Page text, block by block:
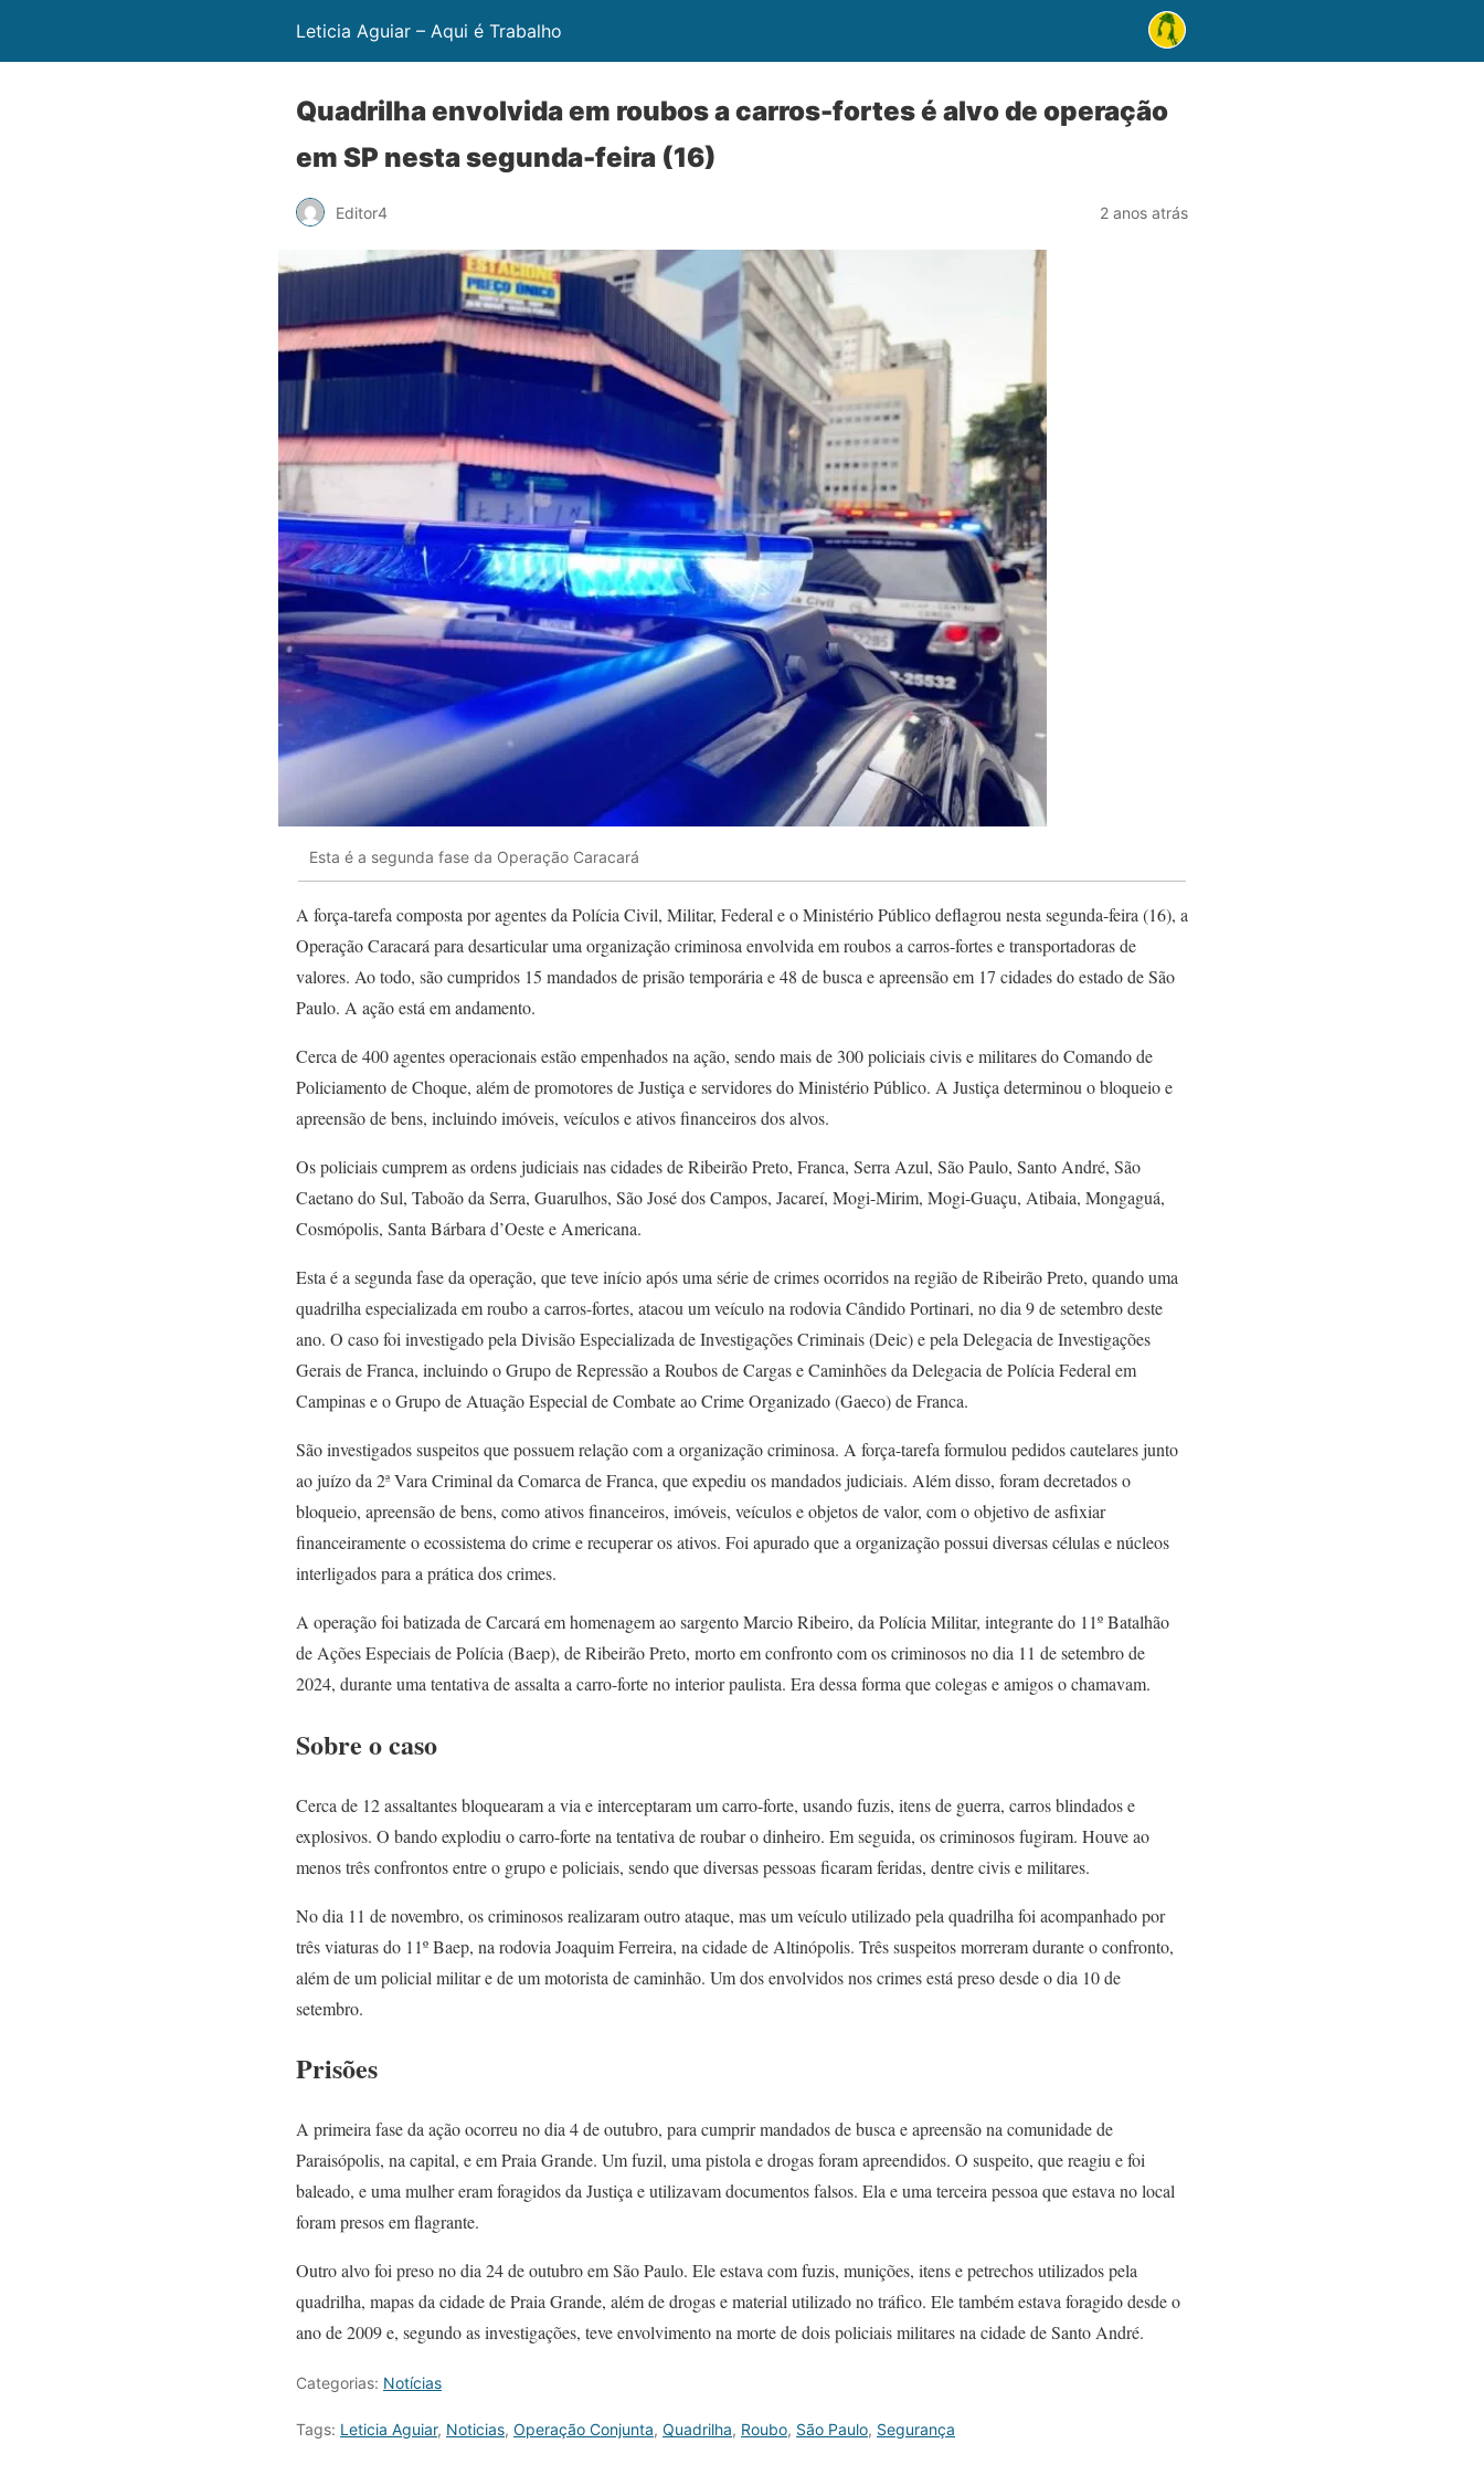
Leticia Aguiar – Aqui é Trabalho
Quadrilha envolvida em roubos a carros-fortes é alvo de operação
em SP nesta segunda-feira (16)
Editor4 2 anos atrás
Esta é a segunda fase da Operação Caracará
A força-tarefa composta por agentes da Polícia Civil, Militar, Federal e o Ministério Público deflagrou nesta segunda-feira (16), a
Operação Caracará para desarticular uma organização criminosa envolvida em roubos a carros-fortes e transportadoras de
valores. Ao todo, são cumpridos 15 mandados de prisão temporária e 48 de busca e apreensão em 17 cidades do estado de São
Paulo. A ação está em andamento.
Cerca de 400 agentes operacionais estão empenhados na ação, sendo mais de 300 policiais civis e militares do Comando de
Policiamento de Choque, além de promotores de Justiça e servidores do Ministério Público. A Justiça determinou o bloqueio e
apreensão de bens, incluindo imóveis, veículos e ativos financeiros dos alvos.
Os policiais cumprem as ordens judiciais nas cidades de Ribeirão Preto, Franca, Serra Azul, São Paulo, Santo André, São
Caetano do Sul, Taboão da Serra, Guarulhos, São José dos Campos, Jacareí, Mogi-Mirim, Mogi-Guaçu, Atibaia, Mongaguá,
Cosmópolis, Santa Bárbara d’Oeste e Americana.
Esta é a segunda fase da operação, que teve início após uma série de crimes ocorridos na região de Ribeirão Preto, quando uma
quadrilha especializada em roubo a carros-fortes, atacou um veículo na rodovia Cândido Portinari, no dia 9 de setembro deste
ano. O caso foi investigado pela Divisão Especializada de Investigações Criminais (Deic) e pela Delegacia de Investigações
Gerais de Franca, incluindo o Grupo de Repressão a Roubos de Cargas e Caminhões da Delegacia de Polícia Federal em
Campinas e o Grupo de Atuação Especial de Combate ao Crime Organizado (Gaeco) de Franca.
São investigados suspeitos que possuem relação com a organização criminosa. A força-tarefa formulou pedidos cautelares junto
ao juízo da 2ª Vara Criminal da Comarca de Franca, que expediu os mandados judiciais. Além disso, foram decretados o
bloqueio, apreensão de bens, como ativos financeiros, imóveis, veículos e objetos de valor, com o objetivo de asfixiar
financeiramente o ecossistema do crime e recuperar os ativos. Foi apurado que a organização possui diversas células e núcleos
interligados para a prática dos crimes.
A operação foi batizada de Carcará em homenagem ao sargento Marcio Ribeiro, da Polícia Militar, integrante do 11º Batalhão
de Ações Especiais de Polícia (Baep), de Ribeirão Preto, morto em confronto com os criminosos no dia 11 de setembro de
2024, durante uma tentativa de assalta a carro-forte no interior paulista. Era dessa forma que colegas e amigos o chamavam.
Sobre o caso
Cerca de 12 assaltantes bloquearam a via e interceptaram um carro-forte, usando fuzis, itens de guerra, carros blindados e
explosivos. O bando explodiu o carro-forte na tentativa de roubar o dinheiro. Em seguida, os criminosos fugiram. Houve ao
menos três confrontos entre o grupo e policiais, sendo que diversas pessoas ficaram feridas, dentre civis e militares.
No dia 11 de novembro, os criminosos realizaram outro ataque, mas um veículo utilizado pela quadrilha foi acompanhado por
três viaturas do 11º Baep, na rodovia Joaquim Ferreira, na cidade de Altinópolis. Três suspeitos morreram durante o confronto,
além de um policial militar e de um motorista de caminhão. Um dos envolvidos nos crimes está preso desde o dia 10 de
setembro.
Prisões
A primeira fase da ação ocorreu no dia 4 de outubro, para cumprir mandados de busca e apreensão na comunidade de
Paraisópolis, na capital, e em Praia Grande. Um fuzil, uma pistola e drogas foram apreendidos. O suspeito, que reagiu e foi
baleado, e uma mulher eram foragidos da Justiça e utilizavam documentos falsos. Ela e uma terceira pessoa que estava no local
foram presos em flagrante.
Outro alvo foi preso no dia 24 de outubro em São Paulo. Ele estava com fuzis, munições, itens e petrechos utilizados pela
quadrilha, mapas da cidade de Praia Grande, além de drogas e material utilizado no tráfico. Ele também estava foragido desde o
ano de 2009 e, segundo as investigações, teve envolvimento na morte de dois policiais militares na cidade de Santo André.
Categorias: Notícias
Tags: Leticia Aguiar, Noticias, Operação Conjunta, Quadrilha, Roubo, São Paulo, Segurança